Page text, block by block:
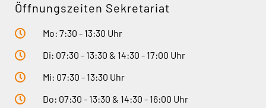
Öffnungszeiten Sekretariat
Mo: 7:30 - 13:30 Uhr
Di: 07:30 - 13:30 & 14:30 - 17:00 Uhr
Mi: 07:30 - 13:30 Uhr
Do: 07:30 - 13:30 & 14:30 - 16:00 Uhr